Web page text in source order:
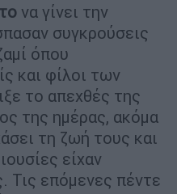
να γίνει την
συγκρούσεις
όπου
και φίλοι των
το απεχθές της
της ημέρας, ακόμα
τη ζωή τους και
είχαν
Τις επόμενες πέντε